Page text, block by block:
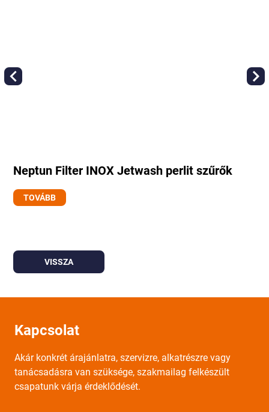
Neptun Filter INOX Jetwash perlit szűrők
TOVÁBB
VISSZA
Kapcsolat
Akár konkrét árajánlatra, szervizre, alkatrészre vagy
tanácsadásra van szüksége, szakmailag felkészült
csapatunk várja érdeklődését.